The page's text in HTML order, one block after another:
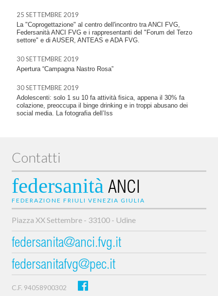
25 SETTEMBRE 2019
La "Coprogettazione" al centro dell'incontro tra ANCI FVG,
Federsanità ANCI FVG e i rappresentanti del "Forum del Terzo
settore" e di AUSER, ANTEAS e ADA FVG.
30 SETTEMBRE 2019
Apertura “Campagna Nastro Rosa”
30 SETTEMBRE 2019
Adolescenti: solo 1 su 10 fa attività fisica, appena il 30% fa
colazione, preoccupa il binge drinking e in troppi abusano dei
social media. La fotografia dell’Iss
Contatti
federsanità ANCI
FEDERAZIONE FRIULI VENEZIA GIULIA
Piazza XX Settembre - 33100 - Udine
federsanita@anci.fvg.it
federsanitafvg@pec.it
C.F. 94058900302